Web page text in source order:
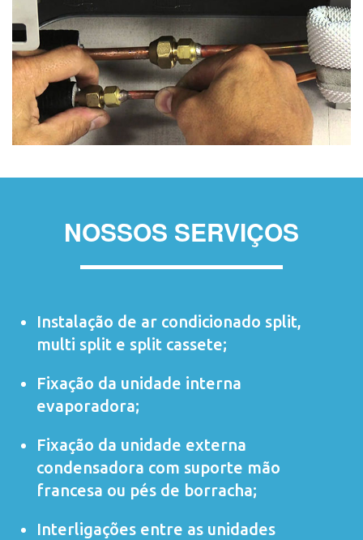
NOSSOS SERVIÇOS
Instalação de ar condicionado split,
multi split e split cassete;
Fixação da unidade interna
evaporadora;
Fixação da unidade externa
condensadora com suporte mão
francesa ou pés de borracha;
Interligações entre as unidades